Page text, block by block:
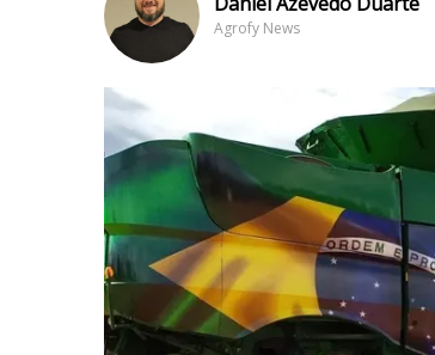
Agrofy News